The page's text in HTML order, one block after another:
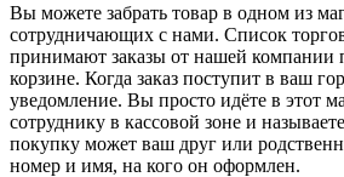
Вы можете забрать товар в одном из
сотрудничающих с нами. Список
принимают заказы от нашей компании
корзине. Когда заказ поступит в ваш
уведомление. Вы просто идёте в этот
сотруднику в кассовой зоне и
покупку может ваш друг или
номер и имя, на кого он оформлен.